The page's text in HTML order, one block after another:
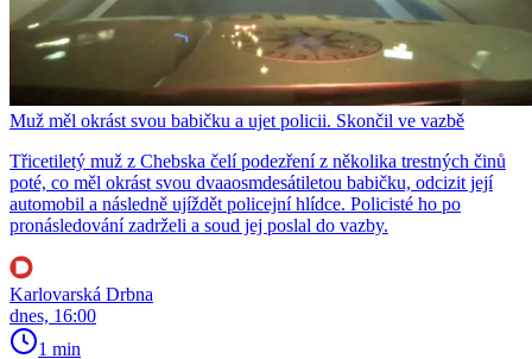
Muž měl okrást svou babičku a ujet policii. Skončil ve vazbě
Třicetiletý muž z Chebska čelí podezření z několika trestných činů
poté, co měl okrást svou dvaaosmdesátiletou babičku, odcizit její
automobil a následně ujíždět policejní hlídce. Policisté ho po
pronásledování zadrželi a soud jej poslal do vazby.
Karlovarská Drbna
dnes, 16:00
1 min